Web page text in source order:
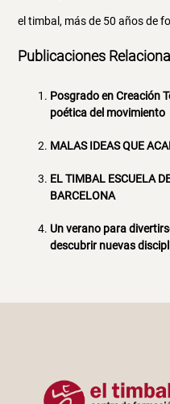
el timbal, más de 50 años de
Publicaciones
Posgrado en Creación
poética del movimiento
MALAS IDEAS QUE
EL TIMBAL ESCUELA
BARCELONA
Un verano para
descubrir nuevas